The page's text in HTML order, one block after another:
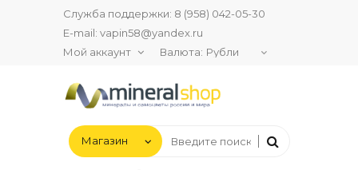
Служба поддержки: 8 (958) 042-05-30
E-mail: vapin58@yandex.ru
Мой аккаунт
Валюта: